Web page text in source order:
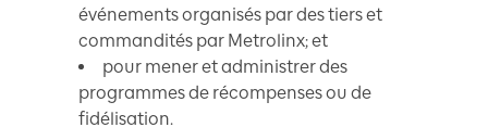
événements organisés par des tiers et
commandités par Metrolinx; et
pour mener et administrer des
programmes de récompenses ou de
fidélisation.